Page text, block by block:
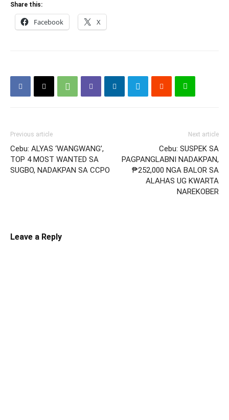
Share this:
Facebook X
Previous article
Cebu: ALYAS ‘WANGWANG’,
TOP 4 MOST WANTED SA
SUGBO, NADAKPAN SA CCPO
Next article
Cebu: SUSPEK SA
PAGPANGLABNI NADAKPAN,
₱252,000 NGA BALOR SA
ALAHAS UG KWARTA
NAREKOBER
Leave a Reply